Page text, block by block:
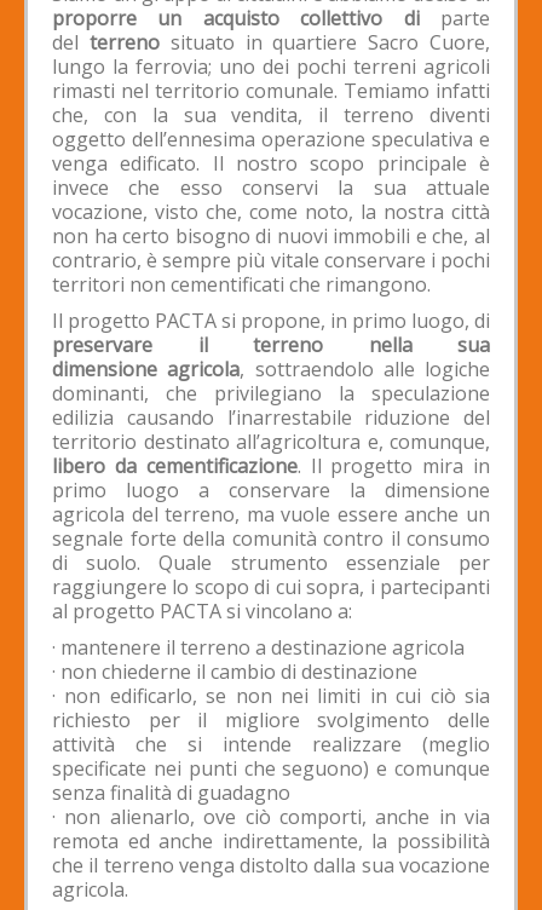
proporre un acquisto collettivo diparte
del terrenosituato in quartiere Sacro Cuore,
lungo la ferrovia; uno dei pochi terreni agricoli
rimasti nel territorio comunale. Temiamo infatti
che, con la sua vendita, il terreno diventi
oggetto dell’ennesima operazione speculativa e
venga edificato. Il nostro scopo principale è
invece che esso conservi la sua attuale
vocazione, visto che, come noto, la nostra città
non ha certo bisogno di nuovi immobili e che, al
contrario, è sempre più vitale conservare i pochi
territori non cementificati che rimangono.
Il progetto PACTA si propone, in primo luogo, di
preservare il terreno nella sua
dimensioneagricola, sottraendolo alle logiche
dominanti, che privilegiano la speculazione
edilizia causando l’inarrestabile riduzione del
territorio destinato all’agricoltura e, comunque,
libero da cementificazione. Il progetto mira in
primo luogo a conservare la dimensione
agricola del terreno, ma vuole essere anche un
segnale forte della comunità contro il consumo
di suolo. Quale strumento essenziale per
raggiungere lo scopo di cui sopra, i partecipanti
al progetto PACTA si vincolano a:
· mantenere il terreno a destinazione agricola
· non chiederne il cambio di destinazione
· non edificarlo, se non nei limiti in cui ciò sia
richiesto per il migliore svolgimento delle
attività che si intende realizzare (meglio
specificate nei punti che seguono) e comunque
senza finalità di guadagno
· non alienarlo, ove ciò comporti, anche in via
remota ed anche indirettamente, la possibilità
che il terreno venga distolto dalla sua vocazione
agricola.